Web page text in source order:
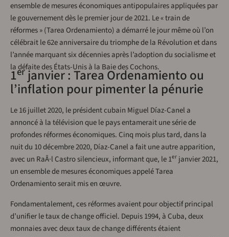
ensemble de mesures économiques antipopulaires appliquées par
le gouvernement dès le premier jour de 2021. Le « train de
réformes » (Tarea Ordenamiento) a démarré le jour même où l’on
célébrait le 62e anniversaire du triomphe de la Révolution et dans
l’année marquant six décennies après l’adoption du socialisme et
la défaite des États-Unis à la Baie des Cochons.
1erjanvier : Tarea Ordenamiento ou
l’inflation pour pimenter la pénurie
Le 16 juillet 2020, le président cubain Miguel Díaz-Canel a
annoncé à la télévision que le pays entamerait une série de
profondes réformes économiques. Cinq mois plus tard, dans la
nuit du 10 décembre 2020, Díaz-Canel a fait une autre apparition,
avec un RaÂ·l Castro silencieux, informant que, le 1er janvier 2021,
un ensemble de mesures économiques appelé Tarea
Ordenamiento serait mis en œuvre.
Fondamentalement, ces réformes avaient pour objectif principal
d’unifier le taux de change officiel. Depuis 1994, à Cuba, deux
monnaies avec deux taux de change différents étaient